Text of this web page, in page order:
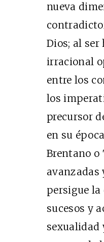
nueva
Dios; al
irracional
entre los
los
precursor
en su
Brentano o
persigue
sucesos y
sexualidad